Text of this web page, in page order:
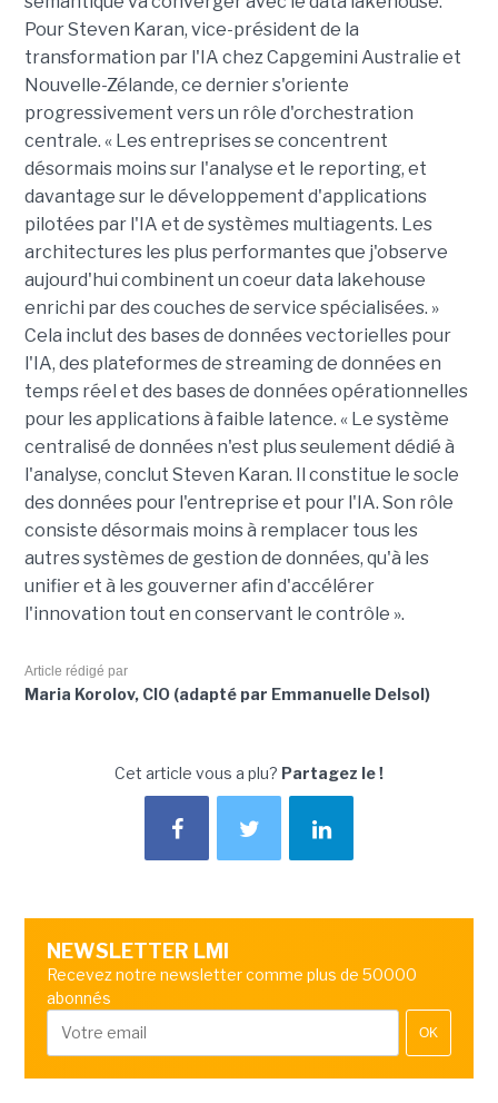
Pour Steven Karan, vice-président de la
transformation par l'IA chez Capgemini Australie et
Nouvelle-Zélande, ce dernier s'oriente
progressivement vers un rôle d'orchestration
centrale. « Les entreprises se concentrent
désormais moins sur l'analyse et le reporting, et
davantage sur le développement d'applications
pilotées par l'IA et de systèmes multiagents. Les
architectures les plus performantes que j'observe
aujourd'hui combinent un coeur data lakehouse
enrichi par des couches de service spécialisées. »
Cela inclut des bases de données vectorielles pour
l'IA, des plateformes de streaming de données en
temps réel et des bases de données opérationnelles
pour les applications à faible latence. « Le système
centralisé de données n'est plus seulement dédié à
l'analyse, conclut Steven Karan. Il constitue le socle
des données pour l'entreprise et pour l'IA. Son rôle
consiste désormais moins à remplacer tous les
autres systèmes de gestion de données, qu'à les
unifier et à les gouverner afin d'accélérer
l'innovation tout en conservant le contrôle ».
Article rédigé par
Maria Korolov, CIO (adapté par Emmanuelle Delsol)
Cet article vous a plu? Partagez le !
NEWSLETTER LMI
Recevez notre newsletter comme plus de 50000
abonnés
OK